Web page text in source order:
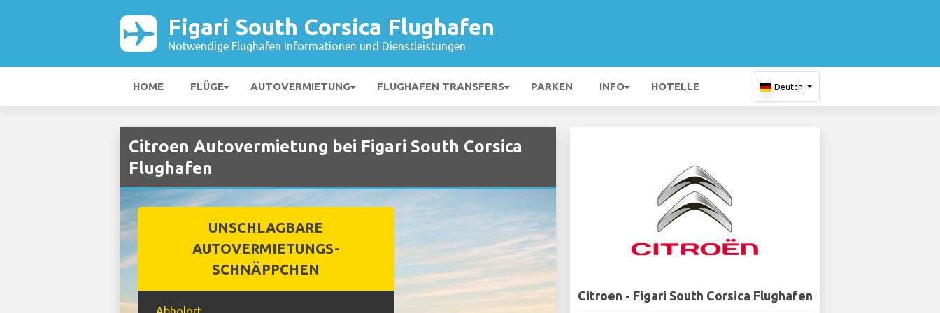
Figari South Corsica Flughafen
Notwendige Flughafen Informationen und Dienstleistungen
HOME FLÜGE AUTOVERMIETUNG FLUGHAFEN TRANSFERS PARKEN INFO HOTELLE Deutch
Citroen Autovermietung bei Figari South Corsica
Flughafen
UNSCHLAGBARE
AUTOVERMIETUNGS-
SCHNÄPPCHEN
Citroen - Figari South Corsica Flughafen